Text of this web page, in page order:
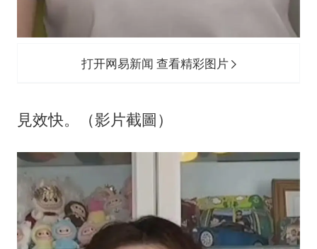
打开网易新闻 查看精彩图片
見效快。（影片截圖）